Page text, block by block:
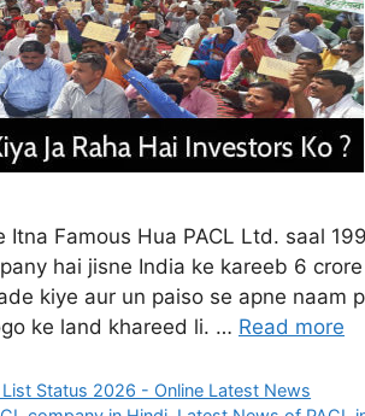
Itna Famous Hua PACL Ltd. saal
hai jisne India ke kareeb 6
kiye aur un paiso se apne naam
ke land khareed li. … Read more
List Status 2026 - Online Latest News